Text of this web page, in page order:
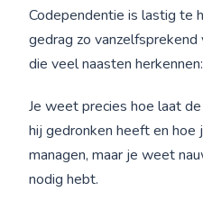
Codependentie is lastig te
gedrag zo
die veel naasten herkennen:
Je weet precies hoe laat
hij gedronken heeft en
managen, maar je weet
nodig hebt.